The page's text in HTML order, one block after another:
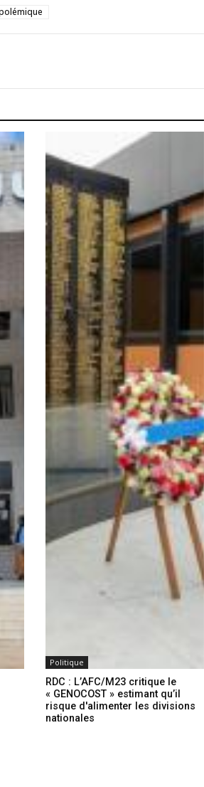
Politique
RDC : L’AFC/M23 critique le
« GENOCOST » estimant qu’il
risque d'alimenter les divisions
nationales